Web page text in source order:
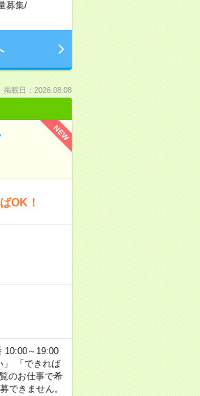
募集/
掲載日：2026.08.08
NEW
OK！
10:00～19:00
」 「できれば
のお仕事で希
できません。